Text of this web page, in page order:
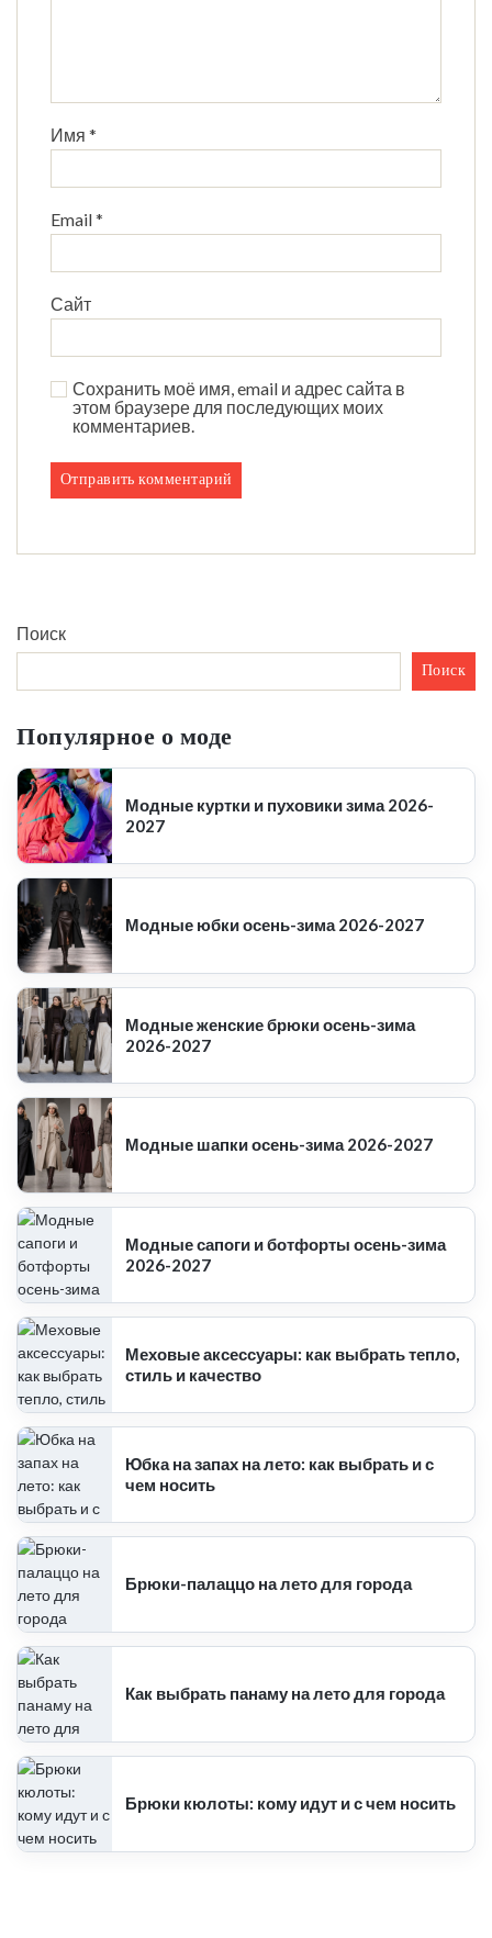
Имя *
Email*
Сайт
Сохранить моё имя, email и адрес сайта в
этом браузере для последующих моих
комментариев.
Поиск
Поиск
Популярное о моде
Модные куртки и пуховики зима 2026-
2027
Модные юбки осень-зима 2026-2027
Модные женские брюки осень-зима
2026-2027
Модные шапки осень-зима 2026-2027
Модные сапоги и ботфорты осень-зима
2026-2027
Меховые аксессуары: как выбрать тепло,
стиль и качество
Юбка на запах на лето: как выбрать и с
чем носить
Брюки-палаццо на лето для города
Как выбрать панаму на лето для города
Брюки кюлоты: кому идут и с чем носить